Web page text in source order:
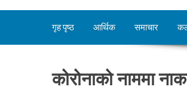
गृह पृष्ठ आर्थिक समाचार
कोरोनाको नाममा